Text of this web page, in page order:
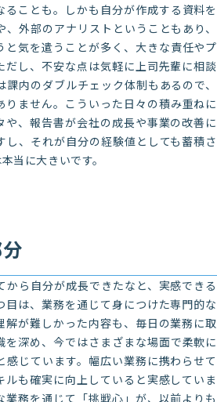
ることも。しかも自分が作成する資料を
外部のアナリストということもあり、
と気を遣うことが多く、大きな責任やプ
だし、不安な点は気軽に上司先輩に相談
内のダブルチェック体制もあるので、
ません。こういった日々の積み重ねに
や、報告書が会社の成長や事業の改善に
し、それが自分の経験値としても蓄積さ
当に大きいです。
から自分が成長できたなと、実感できる
目は、業務を通じて身につけた専門的な
解が難しかった内容も、毎日の業務に取
を深め、今ではさまざまな場面で柔軟に
じています。幅広い業務に携わらせて
ルも確実に向上していると実感していま
務を通じて「挑戦心」が、以前よりも